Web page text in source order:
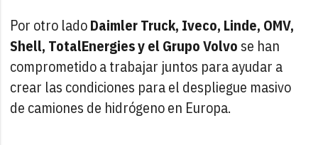
Por otro ladoDaimler Truck, Iveco, Linde, OMV,
Shell, TotalEnergies y el Grupo Volvo se han
comprometido a trabajar juntos para ayudar a
crear las condiciones para el despliegue masivo
de camiones de hidrógeno en Europa.